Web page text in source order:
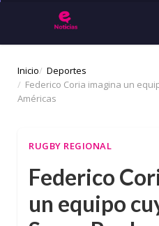
Inicio
Deportes
Federico Coria imagina un
Américas
RUGBY REGIONAL
Federico
un equipo